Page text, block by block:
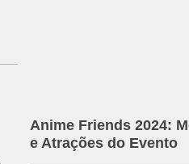
Anime Friends 2024:
e Atrações do Evento